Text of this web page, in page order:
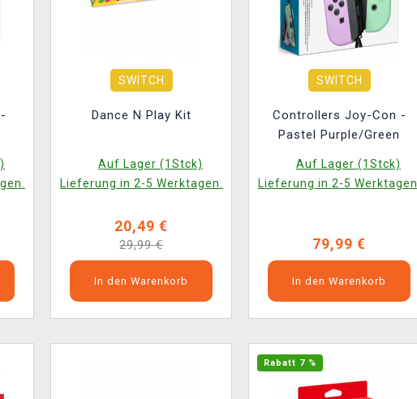
SWITCH
Dance N Play Kit
Auf Lager (1Stck)
Lieferung in 2-5 Werktagen.
20,49 €
29,99 €
In den Warenkorb
SWITCH
Controllers Joy-Con -
Pastel Purple/Green
Auf Lager (1Stck)
Lieferung in 2-5 Werktagen.
79,99 €
In den Warenkorb
Rabatt 7 %